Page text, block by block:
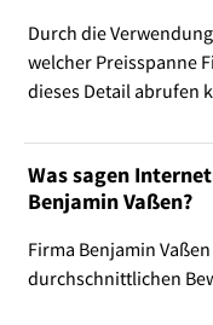
Durch die
welcher Preisspanne
dieses Detail abrufen
Was sagen
Benjamin Vaßen?
Firma Benjamin
durchschnittlichen